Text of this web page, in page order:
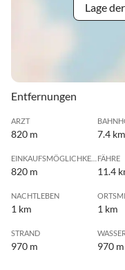
Lage
Entfernungen
ARZT
820 m 7.4 km
820 m
FÄHRE
11.4
NACHTLEBEN
1 km 1 km
STRAND
970 m
WASSER
970 m